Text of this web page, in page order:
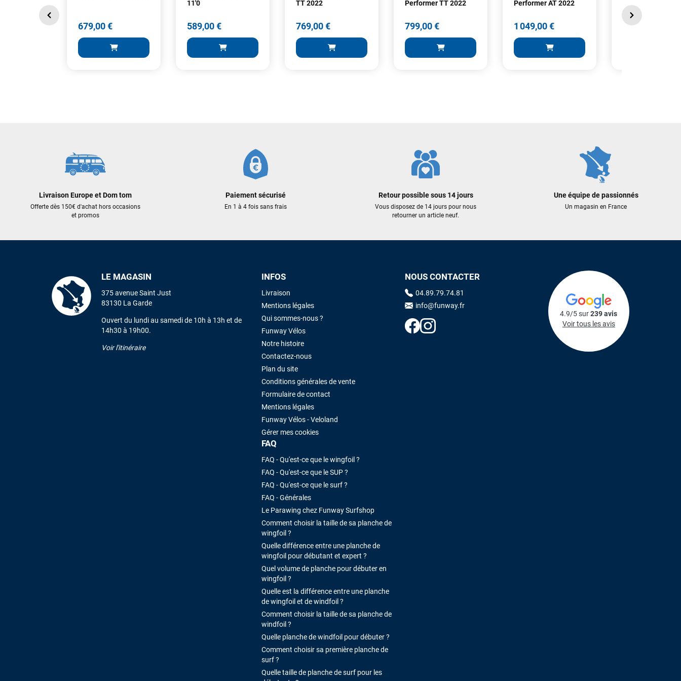
679,00 €
11'0
589,00 €
TT 2022
769,00 €
Performer TT 2022
799,00 €
Performer AT 2022
1 049,00 € 69,00 €
Livraison Europe et Dom tom
Offerte dès 150€ d'achat hors occasions
et promos
Paiement sécurisé
En 1 à 4 fois sans frais
Retour possible sous 14 jours
Vous disposez de 14 jours pour nous
retourner un article neuf.
Une équipe de passionnés
Un magasin en France
LE MAGASIN
375 avenue Saint Just
83130 La Garde
Ouvert du lundi au samedi de 10h à 13h et de
14h30 à 19h00.
Voir l'itinéraire
INFOS
Livraison
Mentions légales
Qui sommes-nous ?
Funway Vélos
Notre histoire
Contactez-nous
Plan du site
Conditions générales de vente
Formulaire de contact
Mentions légales
Funway Vélos - Veloland
Gérer mes cookies
FAQ
FAQ - Qu'est-ce que le wingfoil ?
FAQ - Qu'est-ce que le SUP ?
FAQ - Qu'est-ce que le surf ?
FAQ - Générales
Le Parawing chez Funway Surfshop
Comment choisir la taille de sa planche de
wingfoil ?
Quelle différence entre une planche de
wingfoil pour débutant et expert ?
Quel volume de planche pour débuter en
wingfoil ?
Quelle est la différence entre une planche
de wingfoil et de windfoil ?
Comment choisir la taille de sa planche de
windfoil ?
Quelle planche de windfoil pour débuter ?
Comment choisir sa première planche de
surf ?
Quelle taille de planche de surf pour les
NOUS CONTACTER
04.89.79.74.81
info@funway.fr
4.9/5 sur239 avis
Voir tous les avis
Maronui RICHMOND
il y a 3 mois
J'ai acheté une voile d'occasion depuis Tahiti. Super service. L'envoi a